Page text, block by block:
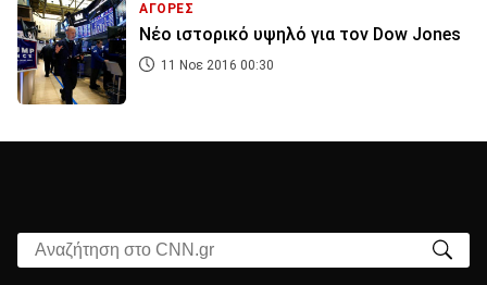
ΑΓΟΡΕΣ
Νέο ιστορικό υψηλό για τον Dow Jones
11 Νοε 2016 00:30
Αναζήτηση στο CNN.gr